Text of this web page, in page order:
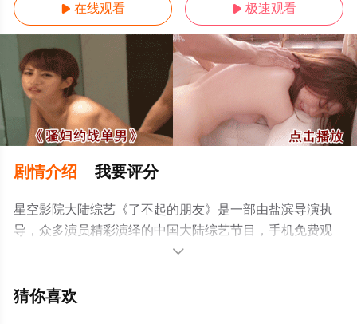
 在线观看  极速观看
剧情介绍 我要评分
星空影院大陆综艺《了不起的朋友》是一部由盐滨导演执
导，众多演员精彩演绎的中国大陆综艺节目，手机免费观
看高清无删减完整版综艺节目就上星空影视，更多剧情信

猜你喜欢